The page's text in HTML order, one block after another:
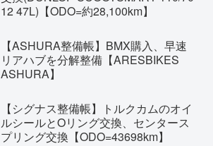
12 47L)【ODO=約28,100km】
【ASHURA整備帳】BMX購入、早速
リアハブを分解整備【ARESBIKES
ASHURA】
【シグナス整備帳】トルクカムのオイ
ルシールとOリング交換、センタース
プリング交換【ODO=43698km】